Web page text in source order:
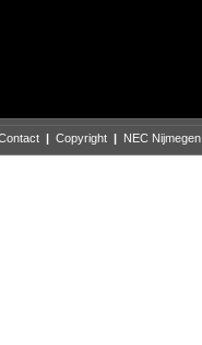
| Copyright | NEC Nijmegen